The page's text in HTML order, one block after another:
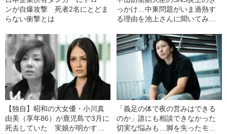
ンが自爆攻撃 死者2名にとどま
らない衝撃とは
っかけ…中東問題がいま過熱す
る理由を池上さんに聞いてみ
【独自】昭和の大女優・小川真
由美（享年86）が鹿児島で3月に
死去していた 実娘が明かす
「義足の体で夜の営みはできる
のか」誰にも相談できなかった
切実な悩みも…脚を失ったモデ